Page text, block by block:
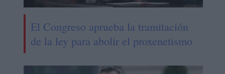
El Congreso aprueba la tramitación
de la ley para abolir el proxenetismo